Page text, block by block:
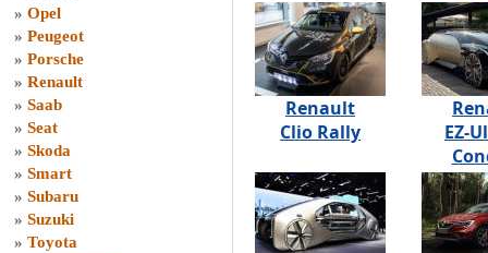
» Opel
» Peugeot
» Porsche
» Renault
» Saab
» Seat
» Skoda
» Smart
» Subaru
» Suzuki
» Toyota
Renault
Clio Rally
EZ-